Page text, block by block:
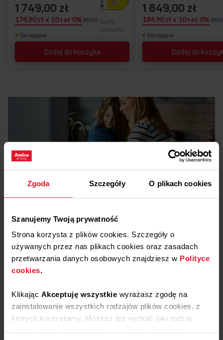
Zgoda Szczegóły O plikach cookies
Szanujemy Twoją prywatność
Strona korzysta z plików cookies. Szczegóły o
używanych przez nas plikach cookies oraz zasadach
przetwarzania danych osobowych znajdziesz w Polityce
cookies.
Klikając Akceptuję wszystkie wyrażasz zgodę na
zainstalowanie wszystkich rodzajów plików cookies, z
których korzystamy. Możesz też wybrać jaki rodzaj
Dostępne
Dodaj do koszyka
Karta
produktu
1 749,00 zł
174,90 zł x 10 rat 0% RRSO
Dostępne
Dodaj do
1 849,00 zł
184,90 zł x 10 rat 0%
Plikido pobrania
Etykieta energetyczna
Etykieta energetyczna Pobierz
Karta produktu Pobierz
Pokaż więcej